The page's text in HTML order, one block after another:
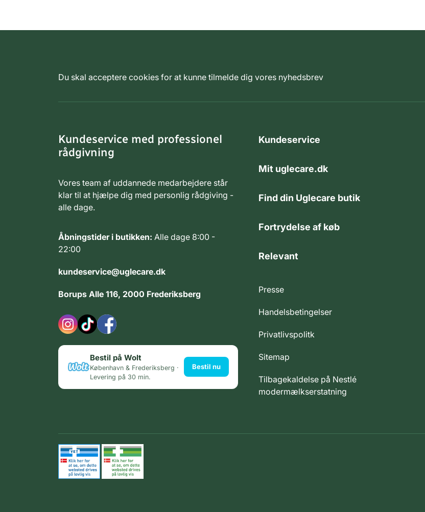
Du skal acceptere cookies for at kunne tilmelde dig vores nyhedsbrev
Kundeservice med professionel
rådgivning
Vores team af uddannede medarbejdere står
klar til at hjælpe dig med personlig rådgiving -
alle dage.
Åbningstider i butikken: Alle dage 8:00 -
22:00
kundeservice@uglecare.dk
Borups Alle 116, 2000 Frederiksberg
Bestil på Wolt
København & Frederiksberg ·
Levering på 30 min.
Bestil nu
Kundeservice
Mit uglecare.dk
Find din Uglecare butik
Fortrydelse af køb
Relevant
Presse
Handelsbetingelser
Privatlivspolitk
Sitemap
Tilbagekaldelse på Nestlé
modermælkserstatning